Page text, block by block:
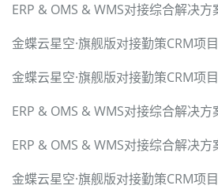
ERP & OMS & WMS对接综合解决方
金蝶云星空·旗舰版对接勤策CRM项目
金蝶云星空·旗舰版对接勤策CRM项目
ERP & OMS & WMS对接综合解决方
ERP & OMS & WMS对接综合解决方
金蝶云星空·旗舰版对接勤策CRM项目